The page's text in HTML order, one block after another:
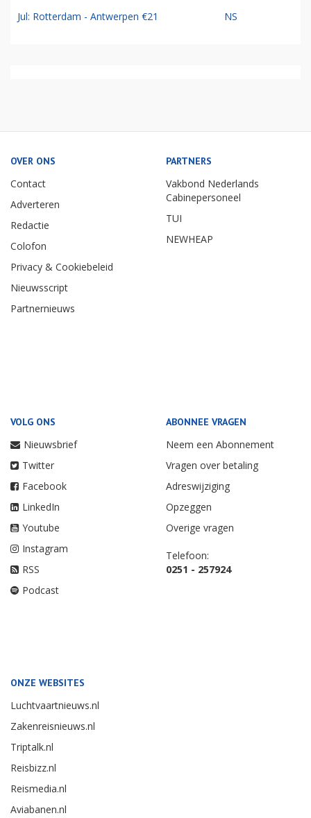
Jul: Rotterdam - Antwerpen €21 NS
OVER ONS
Contact
Adverteren
Redactie
Colofon
Privacy & Cookiebeleid
Nieuwsscript
Partnernieuws
PARTNERS
Vakbond Nederlands
Cabinepersoneel
TUI
NEWHEAP
VOLG ONS
Nieuwsbrief
Twitter
Facebook
LinkedIn
Youtube
Instagram
RSS
Podcast
ABONNEE VRAGEN
Neem een Abonnement
Vragen over betaling
Adreswijziging
Opzeggen
Overige vragen
Telefoon:
0251 - 257924
ONZE WEBSITES
Luchtvaartnieuws.nl
Zakenreisnieuws.nl
Triptalk.nl
Reisbizz.nl
Reismedia.nl
Aviabanen.nl